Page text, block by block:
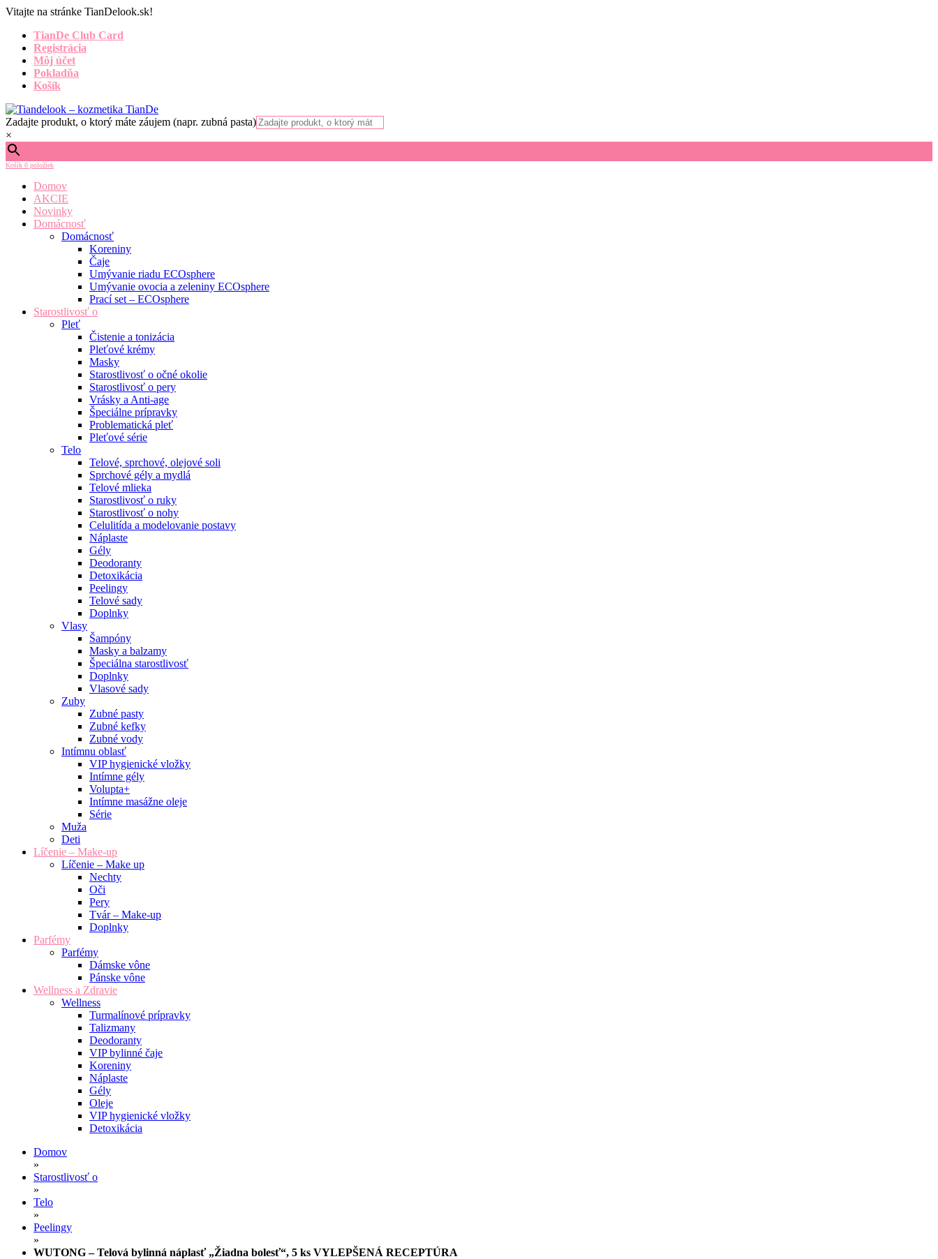
Vitajte na stránke TianDelook.sk!
TianDe Club Card
Registrácia
Môj účet
Pokladňa
Košík
Zadajte produkt, o ktorý máte záujem (napr. zubná pasta)
×
Košík 0 položiek
Domov
AKCIE
Novinky
Domácnosť
Domácnosť
Koreniny
Čaje
Umývanie riadu ECOsphere
Umývanie ovocia a zeleniny ECOsphere
Prací set – ECOsphere
Starostlivosť o
Pleť
Čistenie a tonizácia
Pleťové krémy
Masky
Starostlivosť o očné okolie
Starostlivosť o pery
Vrásky a Anti-age
Špeciálne prípravky
Problematická pleť
Pleťové série
Telo
Telové, sprchové, olejové soli
Sprchové gély a mydlá
Telové mlieka
Starostlivosť o ruky
Starostlivosť o nohy
Celulitída a modelovanie postavy
Náplaste
Gély
Deodoranty
Detoxikácia
Peelingy
Telové sady
Doplnky
Vlasy
Šampóny
Masky a balzamy
Špeciálna starostlivosť
Doplnky
Vlasové sady
Zuby
Zubné pasty
Zubné kefky
Zubné vody
Intímnu oblasť
VIP hygienické vložky
Intímne gély
Volupta+
Intímne masážne oleje
Série
Muža
Deti
Líčenie – Make-up
Líčenie – Make up
Nechty
Oči
Pery
Tvár – Make-up
Doplnky
Parfémy
Parfémy
Dámske vône
Pánske vône
Wellness a Zdravie
Wellness
Turmalínové prípravky
Talizmany
Deodoranty
VIP bylinné čaje
Koreniny
Náplaste
Gély
Oleje
VIP hygienické vložky
Detoxikácia
Domov
»
Starostlivosť o
»
Telo
»
Peelingy
»
WUTONG – Telová bylinná náplasť „Žiadna bolesť“, 5 ks VYLEPŠENÁ RECEPTÚRA